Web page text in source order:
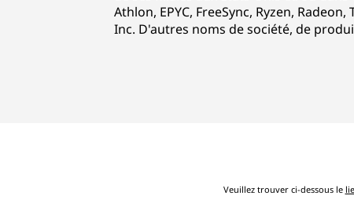
Athlon, EPYC, FreeSync, Ryzen,
Inc. D'autres noms de société, de
Veuillez trouver ci-dessous le